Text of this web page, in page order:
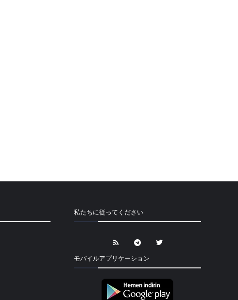
私たちに従ってください
モバイルアプリケーション